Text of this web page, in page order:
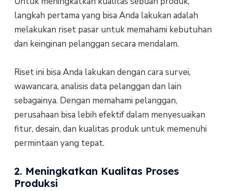
langkah pertama yang bisa Anda lakukan adalah
melakukan riset pasar untuk memahami kebutuhan
dan keinginan pelanggan secara mendalam.
Riset ini bisa Anda lakukan dengan cara survei,
wawancara, analisis data pelanggan dan lain
sebagainya. Dengan memahami pelanggan,
perusahaan bisa lebih efektif dalam menyesuaikan
fitur, desain, dan kualitas produk untuk memenuhi
permintaan yang tepat.
2. Meningkatkan Kualitas Proses
Produksi